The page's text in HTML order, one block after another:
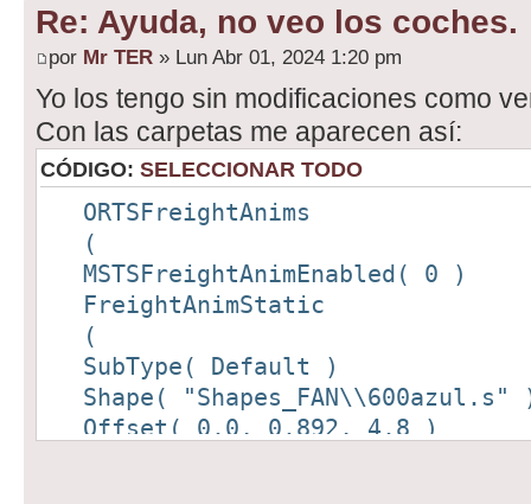
Re: Ayuda, no veo los coches.
por Mr TER » Lun Abr 01, 2024 1:20 pm
Yo los tengo sin modificaciones como
Con las carpetas me aparecen así:
CÓDIGO: SELECCIONAR TODO
ORTSFreightAnims
(
MSTSFreightAnimEnabled( 0 )
FreightAnimStatic
(
SubType( Default )
Shape( "Shapes_FAN\\600azul.s"
Offset( 0.0, 0.892, 4.8 )